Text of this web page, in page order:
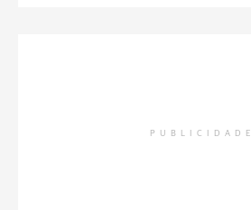
PUBLICIDADE